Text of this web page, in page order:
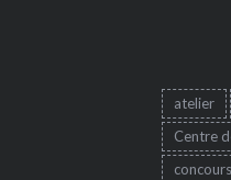
atelier
Centre
concours